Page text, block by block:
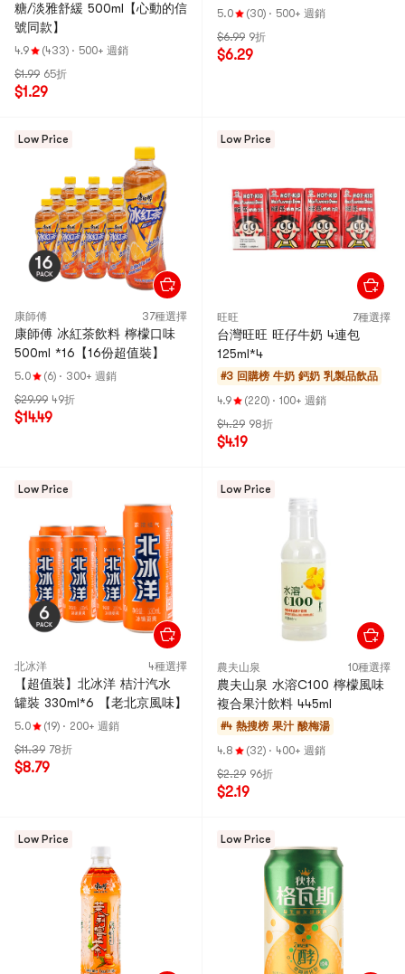
糖/淡雅舒緩 500ml【心動的信
號同款】
4.9 (433) · 500+ 週銷
$1.99 65折
$1.29
5.0 (30) · 500+ 週銷
$6.99 9折
$6.29
Low Price
康師傅 37種選擇
康師傅 冰紅茶飲料 檸檬口味
500ml *16【16份超值裝】
5.0 (6) · 300+ 週銷
$29.99 49折
$14.49
Low Price
旺旺 7種選擇
台灣旺旺 旺仔牛奶 4連包
125ml*4
#3 回購榜 牛奶 鈣奶 乳製品飲品
4.9
(220) · 100+ 週銷
$4.29 98折
$4.19
Low Price
北冰洋 4種選擇
【超值裝】北冰洋 桔汁汽水
罐裝 330ml*6 【老北京風味】
5.0 (19) · 200+ 週銷
$11.39 78折
$8.79
Low Price
農夫山泉 10種選擇
農夫山泉 水溶C100 檸檬風味
複合果汁飲料 445ml
#4 熱搜榜 果汁 酸梅湯
4.8
(32) · 400+ 週銷
$2.29 96折
$2.19
Low Price Low Price